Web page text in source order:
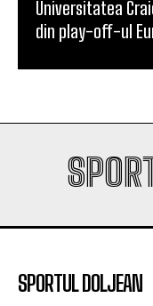
Universitatea
din play-off-ul
SPORTUL DOLJEAN